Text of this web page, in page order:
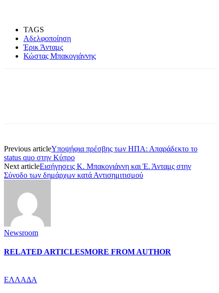
TAGS
Αδελφοποίηση
Έρικ Άνταμς
Κώστας Μπακογιάννης
Previous articleΥποψήφια πρέσβης των ΗΠΑ: Απαράδεκτο το
status quo στην Κύπρο
Next articleΕισήγησεις Κ. Μπακογιάννη και Έ. Άνταμς στην
Σύνοδο των δημάρχων κατά Αντισημιτισμού
Newsroom
RELATED ARTICLESMORE FROM AUTHOR
ΕΛΛΑΔΑ